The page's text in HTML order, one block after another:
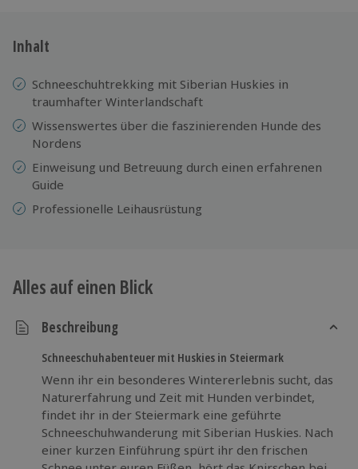
3 Jahre gültig & verlängerbar.
Inhalt
Schneeschuhtrekking mit Siberian Huskies in
traumhafter Winterlandschaft
Wissenswertes über die faszinierenden Hunde des
Nordens
Einweisung und Betreuung durch einen erfahrenen
Guide
Professionelle Leihausrüstung
Alles auf einen Blick
Beschreibung
Schneeschuhabenteuer mit Huskies in Steiermark
Wenn ihr ein besonderes Wintererlebnis sucht, das
Naturerfahrung und Zeit mit Hunden verbindet,
findet ihr in der Steiermark eine geführte
Schneeschuhwanderung mit Siberian Huskies. Nach
einer kurzen Einführung spürt ihr den frischen